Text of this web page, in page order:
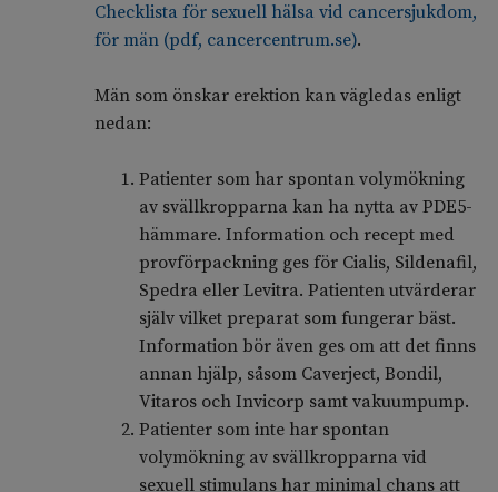
Checklista för sexuell hälsa vid cancersjukdom,
för män (pdf, cancercentrum.se).
Män som önskar erektion kan vägledas enligt
nedan:
Patienter som har spontan volymökning
av svällkropparna kan ha nytta av PDE5-
hämmare. Information och recept med
provförpackning ges för Cialis, Sildenafil,
Spedra eller Levitra. Patienten utvärderar
själv vilket preparat som fungerar bäst.
Information bör även ges om att det finns
annan hjälp, såsom Caverject, Bondil,
Vitaros och Invicorp samt vakuumpump.
Patienter som inte har spontan
volymökning av svällkropparna vid
sexuell stimulans har minimal chans att